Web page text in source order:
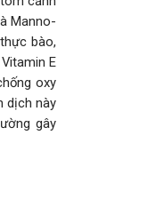
Manno-
bào,
E
oxy
dịch này
gây